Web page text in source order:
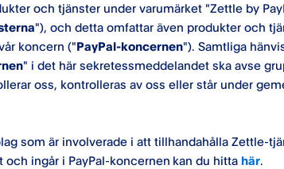
och tjänster under varumärket "Zettle by
"), och detta omfattar även produkter och
koncern ("PayPal-koncernen"). Samtliga
" i det här sekretessmeddelandet ska avse
oss, kontrolleras av oss eller står under
som är involverade i att tillhandahålla Zettle-
ingår i PayPal-koncernen kan du hitta här.